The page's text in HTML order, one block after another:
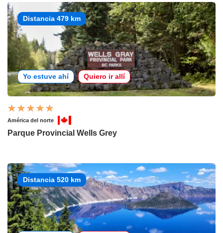
Distancia 479 km
Yo estuve ahí Quiero ir allí
América del norte
Parque Provincial Wells Grey
Distancia 520 km